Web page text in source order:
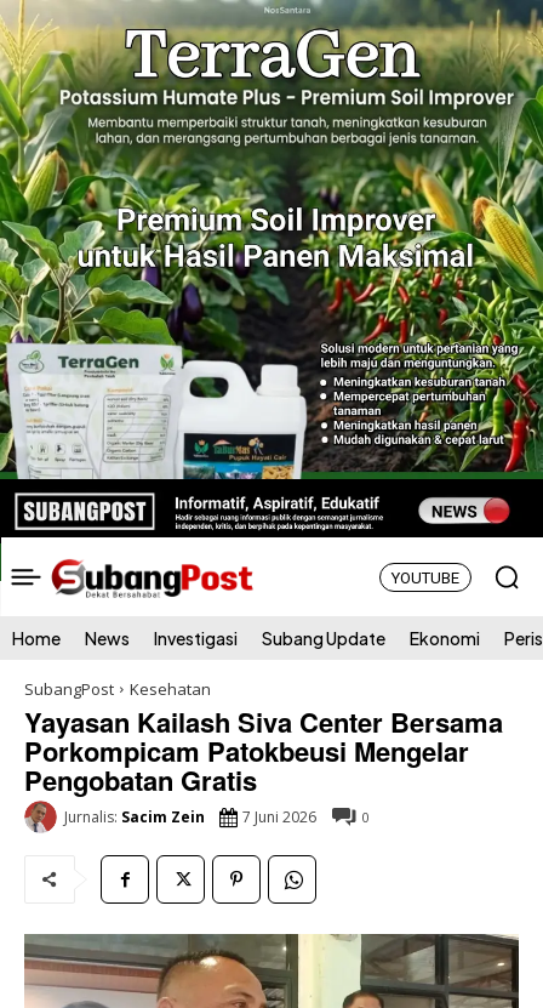
YOUTUBE
Home News Investigasi Subang Update Ekonomi
SubangPost Kesehatan
Yayasan Kailash Siva Center Bersama
Porkompicam Patokbeusi Mengelar
Pengobatan Gratis
Jurnalis: Sacim Zein 7 Juni 2026 0